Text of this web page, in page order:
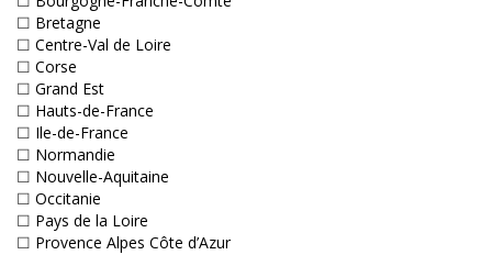
☐ Bretagne
☐ Centre-Val de Loire
☐ Corse
☐ Grand Est
☐ Hauts-de-France
☐ Ile-de-France
☐ Normandie
☐ Nouvelle-Aquitaine
☐ Occitanie
☐ Pays de la Loire
☐ Provence Alpes Côte d’Azur